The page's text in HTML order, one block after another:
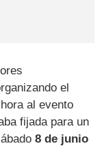
el
al evento
fijada para un
8 de junio